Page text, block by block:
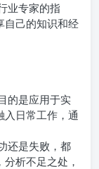
业专家的指
自己的知识和经
的是应用于实
入日常工作，通
还是失败，都
析不足之处，